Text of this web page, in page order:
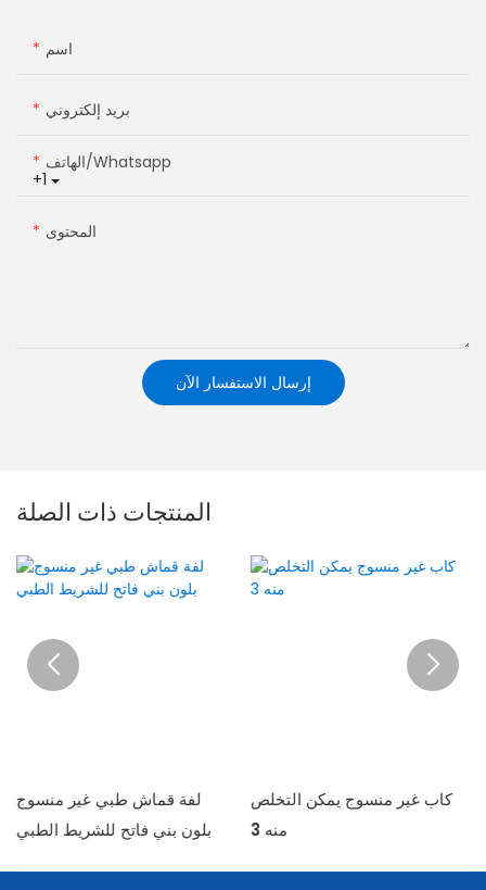
اسم
بريد إلكتروني
+1
الهاتف/whatsapp
المحتوى
إرسال الاستفسار الآن
المنتجات ذات الصلة
لفة قماش طبي غير منسوج
بلون بني فاتح للشريط الطبي
كاب غير منسوج يمكن التخلص
منه 3